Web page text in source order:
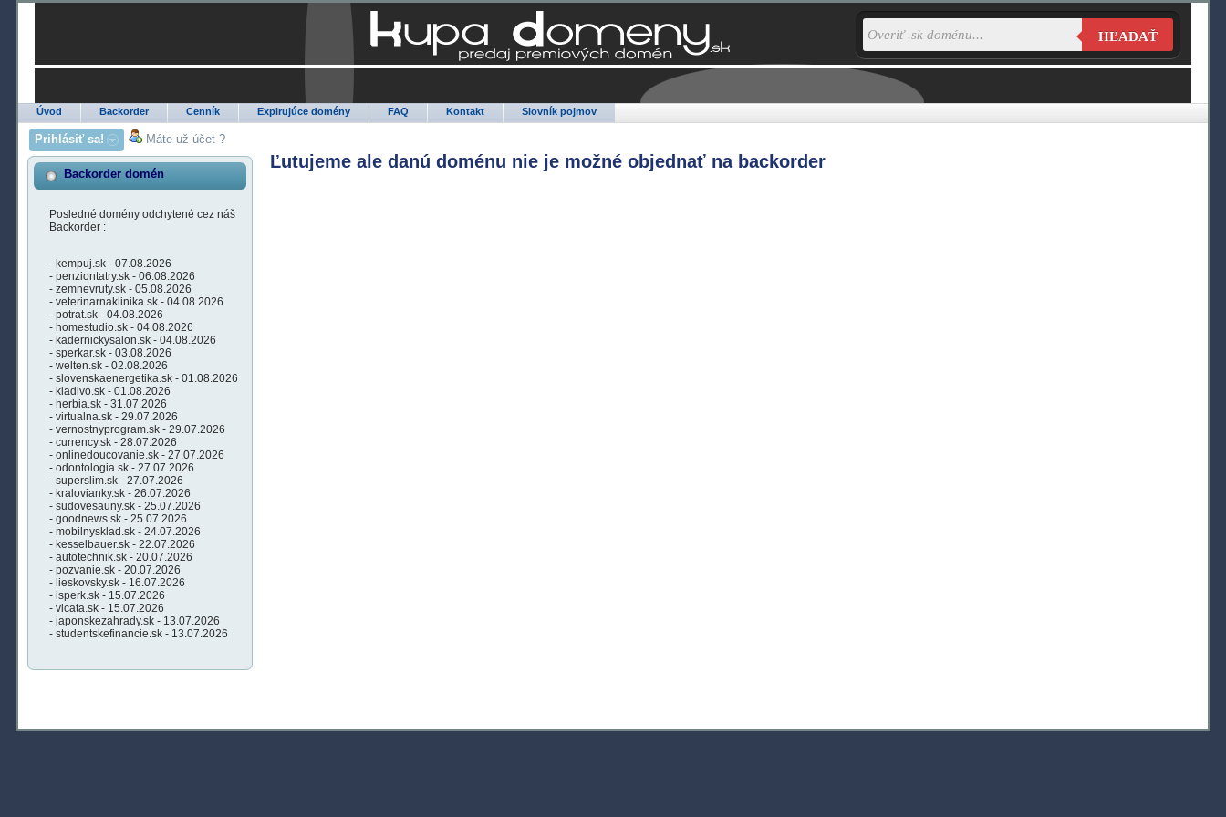
Úvod Backorder Cenník Expirujúce domény FAQ Kontakt Slovník pojmov
HĽADAŤ
Prihlásiť sa! Máte už účet ?
Backorder domén
Posledné domény odchytené cez náš
Backorder :
- kempuj.sk - 07.08.2026
- penziontatry.sk - 06.08.2026
- zemnevruty.sk - 05.08.2026
- veterinarnaklinika.sk - 04.08.2026
- potrat.sk - 04.08.2026
- homestudio.sk - 04.08.2026
- kadernickysalon.sk - 04.08.2026
- sperkar.sk - 03.08.2026
- welten.sk - 02.08.2026
- slovenskaenergetika.sk - 01.08.2026
- kladivo.sk - 01.08.2026
- herbia.sk - 31.07.2026
- virtualna.sk - 29.07.2026
- vernostnyprogram.sk - 29.07.2026
- currency.sk - 28.07.2026
- onlinedoucovanie.sk - 27.07.2026
- odontologia.sk - 27.07.2026
- superslim.sk - 27.07.2026
- kralovianky.sk - 26.07.2026
- sudovesauny.sk - 25.07.2026
- goodnews.sk - 25.07.2026
- mobilnysklad.sk - 24.07.2026
- kesselbauer.sk - 22.07.2026
- autotechnik.sk - 20.07.2026
- pozvanie.sk - 20.07.2026
- lieskovsky.sk - 16.07.2026
- isperk.sk - 15.07.2026
- vlcata.sk - 15.07.2026
- japonskezahrady.sk - 13.07.2026
- studentskefinancie.sk - 13.07.2026
Ľutujeme ale danú doménu nie je možné objednať na backorder